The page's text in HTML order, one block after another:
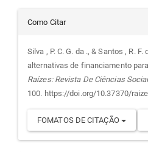
Detalhes
do
artigo
Como Citar
Silva , P. C. G. da ., & Santos , R.
alternativas de financiamento
Raízes: Revista De Ciências
100. https://doi.org/10.37370/
FOMATOS DE CITAÇÃO